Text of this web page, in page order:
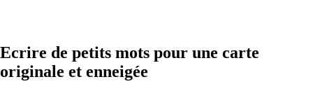
Ecrire de petits mots pour une carte
originale et enneigée